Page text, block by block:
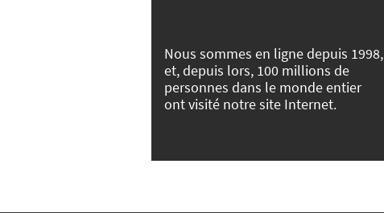
Nous sommes en ligne depuis 1998,
et, depuis lors, 100 millions de
personnes dans le monde entier
ont visité notre site Internet.